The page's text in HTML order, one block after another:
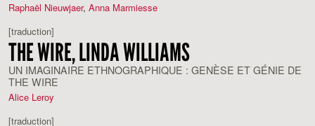
Raphaël Nieuwjaer, Anna Marmiesse
[traduction]
THE WIRE, LINDA WILLIAMS
UN IMAGINAIRE ETHNOGRAPHIQUE : GENÈSE ET GÉNIE DE
THE WIRE
Alice Leroy
[traduction]